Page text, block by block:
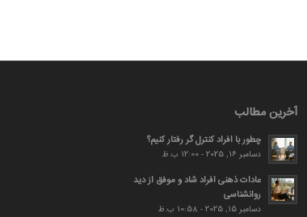
آخرین مطالب
چطور با افراد کنترل گر رفتار کنیم؟
دسامبر 16, 2025 - 12:00 ب.ظ
عادات ذهنی افراد شاد و موفق از دید
روانشناسی
دسامبر 15, 2025 - 10:58 ب.ظ